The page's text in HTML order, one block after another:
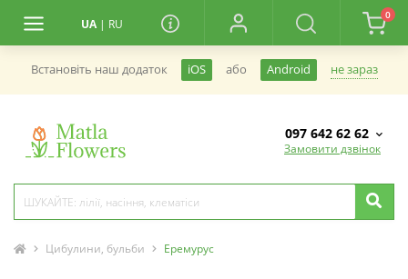
UA | RU
0
Встановiть наш додаток iOS або Android не зараз
097 642 62 62
Замовити дзвінок
Цибулини, бульби Еремурус